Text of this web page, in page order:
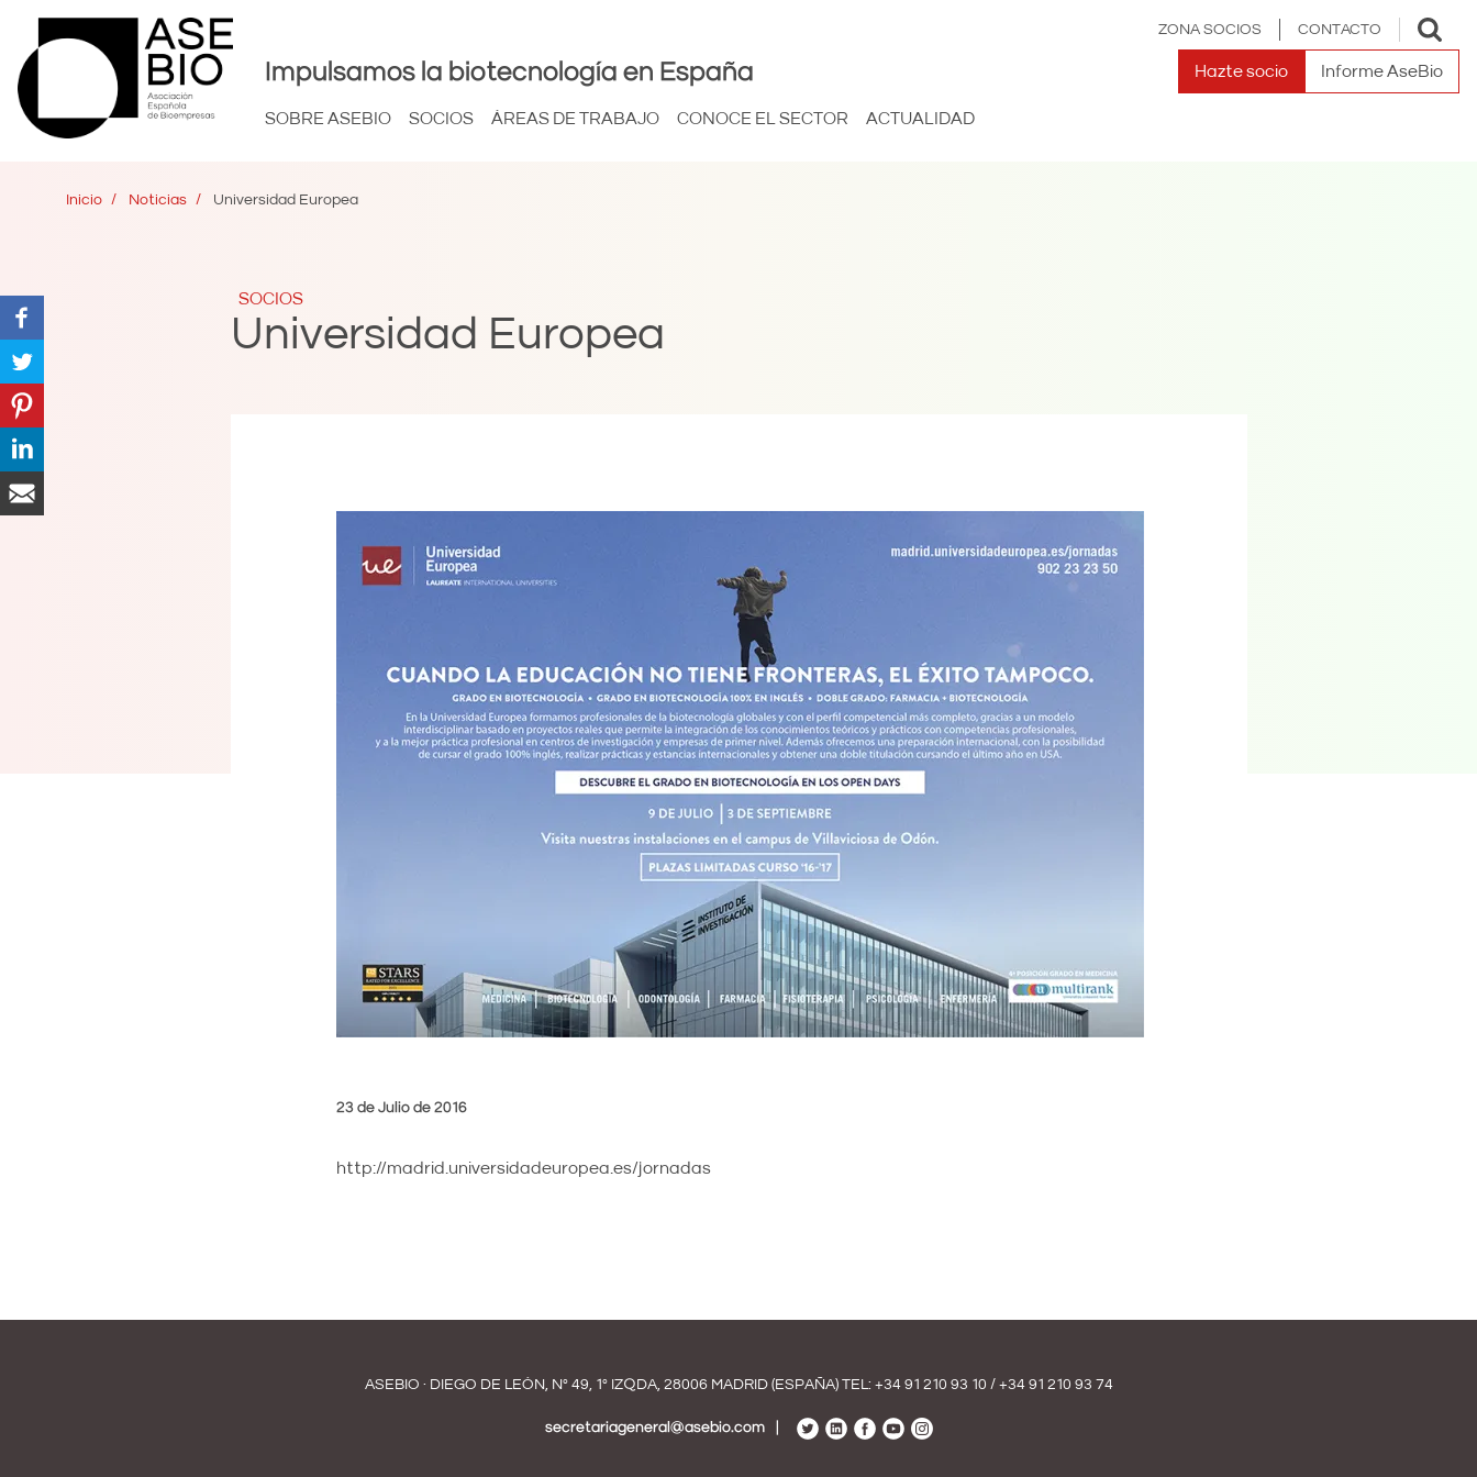
ZONA SOCIOS CONTACTO
Toggle
search
Impulsamos la biotecnología en España Hazte socio Informe AseBio
SOBRE ASEBIO SOCIOS ÁREAS DE TRABAJO CONOCE EL SECTOR ACTUALIDAD
Inicio Noticias Universidad Europea
SOCIOS
Universidad Europea
23 de Julio de 2016
http://madrid.universidadeuropea.es/jornadas
ASEBIO · DIEGO DE LEÓN, Nº 49, 1º IZQDA, 28006 MADRID (ESPAÑA) TEL: +34 91 210 93 10 / +34 91 210 93 74
secretariageneral@asebio.com